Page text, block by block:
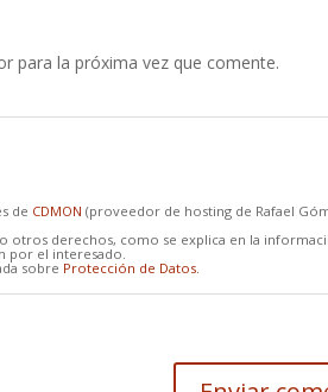
para la próxima vez que comente.
de CDMON (proveedor de hosting de Rafael
derechos, como se explica en la
por el interesado.
sobre Protección de Datos.